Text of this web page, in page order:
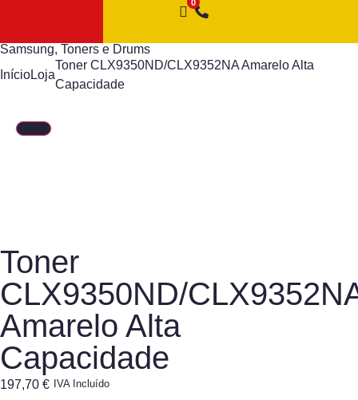
Samsung, Toners e Drums
InícioLoja
Toner CLX9350ND/CLX9352NA Amarelo Alta
Capacidade
Toner
CLX9350ND/
Amarelo Alta
Capacidade
197,70 € IVA Incluído